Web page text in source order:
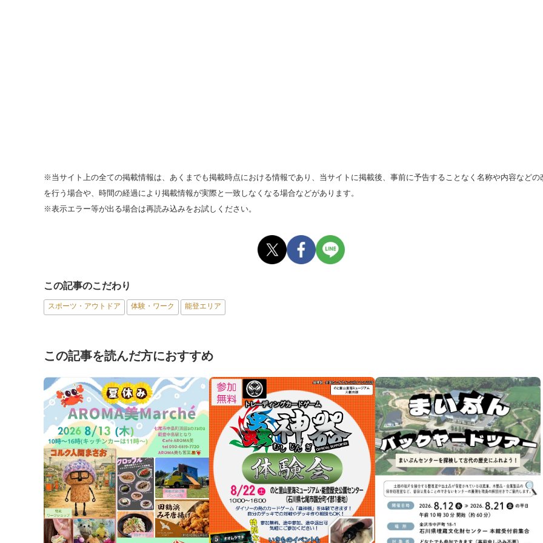
※当サイト上の全ての掲載情報は、あくまでも掲載時点における情報であり、当サイトに掲載後、事前に予告することなく名称や内容などの
を行う場合や、時間の経過により掲載情報が実際と一致しなくなる場合などがあります。
※表示エラー等が出る場合は再読み込みをお試しください。
この記事のこだわり
スポーツ・アウトドア 体験・ワーク 能登エリア
この記事を読んだ方におすすめ